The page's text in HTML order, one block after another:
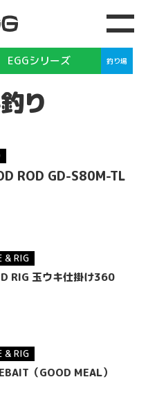
EGGシリーズ 釣り場
ーズ
ポ
モ
り
ROD GD-S80M-TL
& RIG
RIG 玉ウキ仕掛け360
& RIG
（GOOD MEAL）